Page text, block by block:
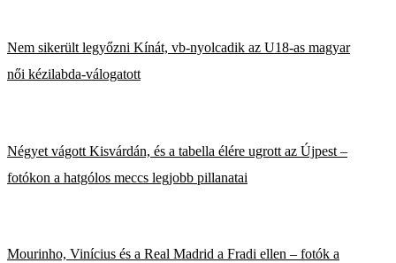
Nem sikerült legyőzni Kínát, vb-nyolcadik az U18-as magyar
női kézilabda-válogatott
Négyet vágott Kisvárdán, és a tabella élére ugrott az Újpest –
fotókon a hatgólos meccs legjobb pillanatai
Mourinho, Vinícius és a Real Madrid a Fradi ellen – fotók a